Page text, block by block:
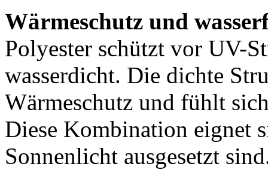
Wärmeschutz und
Polyester schützt vor UV-
wasserdicht. Die dichte
Wärmeschutz und fühlt
Diese Kombination eignet
Sonnenlicht ausgesetzt